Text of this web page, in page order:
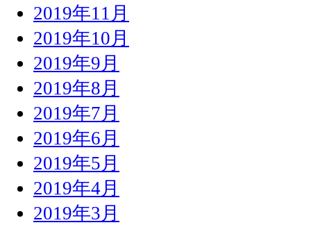
2019年11月
2019年10月
2019年9月
2019年8月
2019年7月
2019年6月
2019年5月
2019年4月
2019年3月